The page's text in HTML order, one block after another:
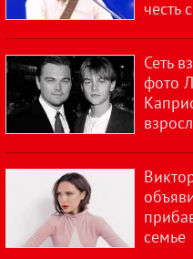
честь
Сеть
фото
семье